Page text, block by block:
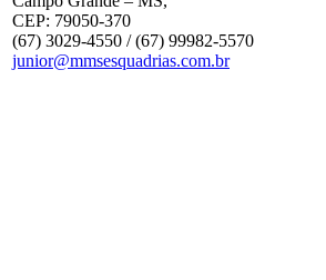
CEP: 79050-370
(67) 3029-4550 / (67) 99982-5570
junior@mmsesquadrias.com.br